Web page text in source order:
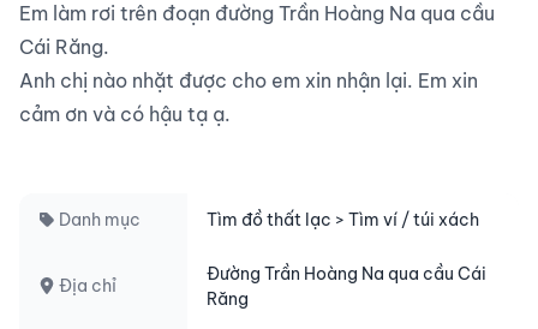
Em làm rơi trên đoạn đường Trần Hoàng Na qua cầu
Cái Răng.
Anh chị nào nhặt được cho em xin nhận lại. Em xin
cảm ơn và có hậu tạ ạ.
Danh mục Tìm đồ thất lạc > Tìm ví / túi xách
Địa chỉ
Đường Trần Hoàng Na qua cầu Cái
Răng